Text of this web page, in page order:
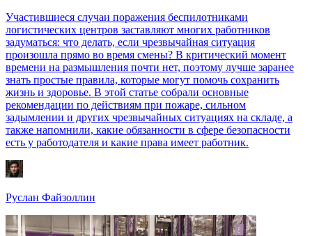
Участившиеся случаи поражения беспилотниками
логистических центров заставляют многих работников
задуматься: что делать, если чрезвычайная ситуация
произошла прямо во время смены? В критический момент
времени на размышления почти нет, поэтому лучше заранее
знать простые правила, которые могут помочь сохранить
жизнь и здоровье. В этой статье собрали основные
рекомендации по действиям при пожаре, сильном
задымлении и других чрезвычайных ситуациях на складе, а
также напомнили, какие обязанности в сфере безопасности
есть у работодателя и какие права имеет работник.
Руслан Файзоллин